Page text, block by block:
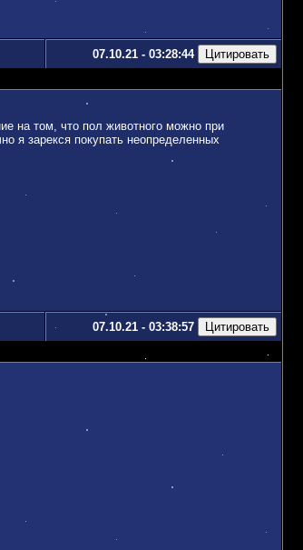
07.10.21 - 03:28:44
на том, что пол животного можно при
я зарекся покупать неопределенных
07.10.21 - 03:38:57